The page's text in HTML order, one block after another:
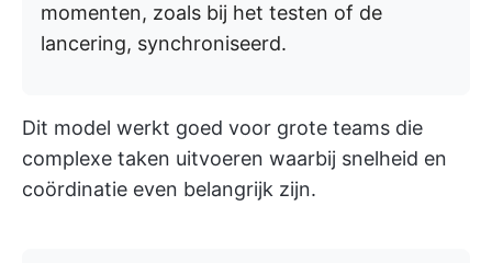
momenten, zoals bij het testen of de
lancering, synchroniseerd.
Dit model werkt goed voor grote teams die
complexe taken uitvoeren waarbij snelheid en
coördinatie even belangrijk zijn.